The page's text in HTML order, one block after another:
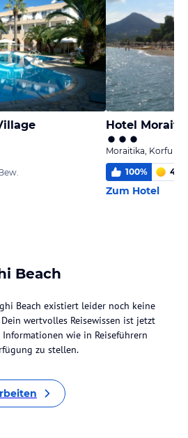
Hotel
Moraitika, Korfu
100% 4,0
Zum Hotel
Beach
Beach existiert leider noch keine
wertvolles Reisewissen ist jetzt
wie in Reiseführern
zu stellen.